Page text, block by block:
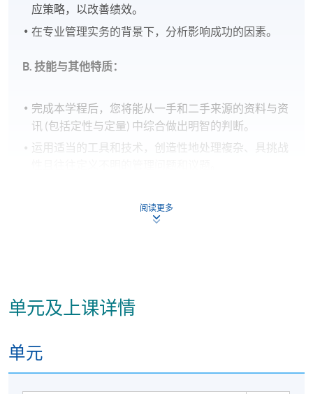
应策略，以改善绩效。
在专业管理实务的背景下，分析影响成功的因素。
B. 技能与其他特质：
完成本学程后，您将能从一手和二手来源的资料与资
讯 (包括定性与定量) 中综合做出明智的判断。
运用适当的工具和技术，创造性地处理複杂、具挑战
集特定议题或问题相关的原始资料，以协助管理决
透过虚拟学习环境(VLE)与同侪有效合作，管理处理
自主选择、设计并执行个人、以问题为基础且有时间
阅读更多
单元及上课详情
单元